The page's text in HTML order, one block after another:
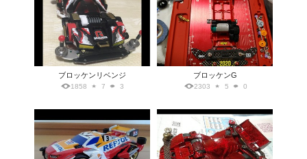
ブロッケンリベンジ
1858 7 3
ブロッケンG
2303 5 0